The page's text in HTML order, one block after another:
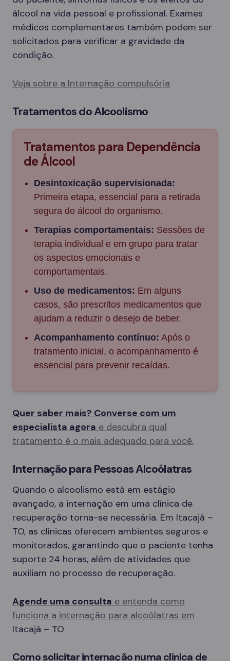
álcool na vida pessoal e profissional. Exames
médicos complementares também podem ser
solicitados para verificar a gravidade da
condição.
Veja sobre a Internação compulsória
Tratamentos do Alcoolismo
Tratamentos para Dependência
de Álcool
Desintoxicação supervisionada:
Primeira etapa, essencial para a retirada
segura do álcool do organismo.
Terapias comportamentais: Sessões de
terapia individual e em grupo para tratar
os aspectos emocionais e
comportamentais.
Uso de medicamentos: Em alguns
casos, são prescritos medicamentos que
ajudam a reduzir o desejo de beber.
Acompanhamento contínuo: Após o
tratamento inicial, o acompanhamento é
essencial para prevenir recaídas.
Quer saber mais? Converse com um
especialista agora e descubra qual
tratamento é o mais adequado para você.
Internação para Pessoas Alcoólatras
Quando o alcoolismo está em estágio
avançado, a internação em uma clínica de
recuperação torna-se necessária. Em Itacajá –
TO, as clínicas oferecem ambientes seguros e
monitorados, garantindo que o paciente tenha
suporte 24 horas, além de atividades que
auxiliam no processo de recuperação.
Agende uma consulta e entenda como
funciona a internação para alcoólatras em
Itacajá – TO
Como solicitar internação numa clínica de